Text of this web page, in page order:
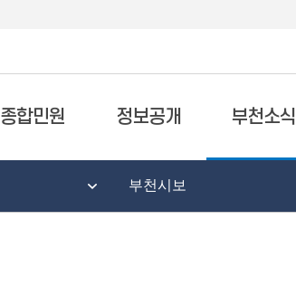
종합민원 정보공개 부천소식
부천시보